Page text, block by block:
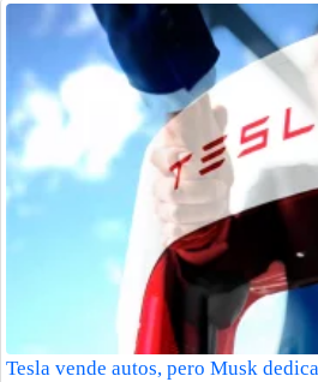
Tesla vende autos, pero Musk